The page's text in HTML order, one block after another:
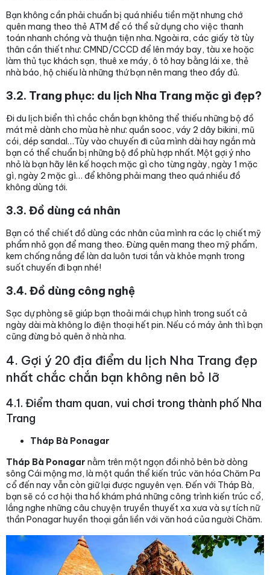
Bạn không cần phải chuẩn bị quá nhiều tiền mặt nhưng chớ
quên mang theo thẻ ATM để có thể sử dụng cho việc thanh
toán nhanh chóng và thuận tiện nha. Ngoài ra, các giấy tờ tùy
thân cần thiết như: CMND/CCCD để lên máy bay, tàu xe hoặc
làm thủ tục khách sạn, thuê xe máy, ô tô hay bằng lái xe, thẻ
nhà báo, hộ chiếu là những thứ bạn nên mang theo đầy đủ.
3.2. Trang phục: du lịch Nha Trang mặc gì đẹp?
Đi du lịch biển thì chắc chắn bạn không thể thiếu những bộ đồ
mát mẻ dành cho mùa hè như: quần sooc, váy 2 dây bikini, mũ
cói, dép sandal…Tùy vào chuyến đi của mình dài hay ngắn mà
bạn có thể chuẩn bị những bộ đồ phù hợp nhất. Một gợi ý nho
nhỏ là bạn hãy lên kế hoạch mặc gì cho từng ngày, ngày 1 mặc
gì, ngày 2 mặc gì… để không phải mang theo quá nhiều đồ
không dùng tới.
3.3. Đồ dùng cá nhân
Bạn có thể chiết đồ dùng các nhân của mình ra các lọ chiết mỹ
phẩm nhỏ gọn để mang theo. Đừng quên mang theo mỹ phẩm,
kem chống nắng để làn da luôn tươi tắn và khỏe mạnh trong
suốt chuyến đi bạn nhé!
3.4. Đồ dùng công nghệ
Sạc dự phòng sẽ giúp bạn thoải mái chụp hình trong suốt cả
ngày dài mà không lo điện thoại hết pin. Nếu có máy ảnh thì bạn
cũng đừng bỏ quên ở nhà nha.
4. Gợi ý 20 địa điểm du lịch Nha Trang đẹp
nhất chắc chắn bạn không nên bỏ lỡ
4.1. Điểm tham quan, vui chơi trong thành phố Nha
Trang
Tháp Bà Ponagar
Tháp Bà Ponagar nằm trên một ngọn đồi nhỏ bên bờ dòng
sông Cái mộng mơ, là một quần thể kiến trúc văn hóa Chăm Pa
cổ đến nay vẫn còn giữ lại được nguyên vẹn. Đến với Tháp Bà,
bạn sẽ có cơ hội tha hồ khám phá những công trình kiến trúc cổ,
lắng nghe những câu chuyện truyền thuyết xa xưa và sự tích nữ
thần Ponagar huyền thoại gắn liền với văn hoá của người Chăm.